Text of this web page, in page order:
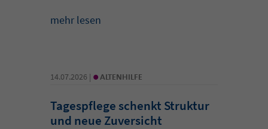
mehr lesen
14.07.2026 | • ALTENHILFE
Tagespflege schenkt Struktur
und neue Zuversicht